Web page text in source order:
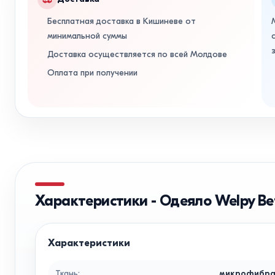
Бесплатная доставка в Кишиневе от
минимальной суммы
Доставка осуществляется по всей Молдове
Оплата при получении
Характеристики - Одеяло Welpy
Характеристики